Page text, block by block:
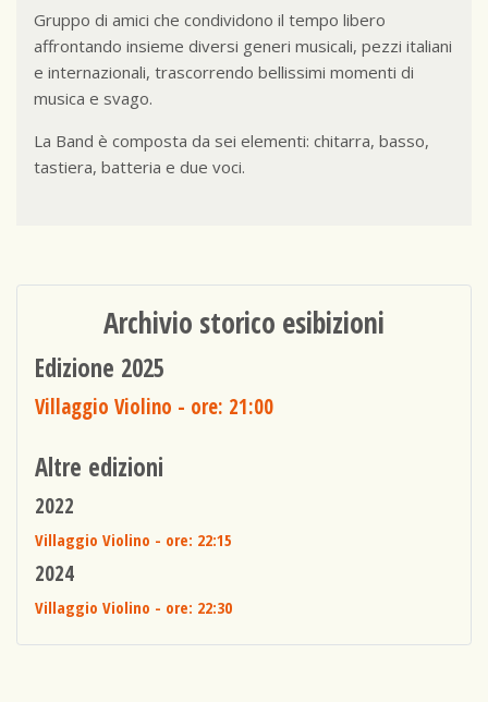
Gruppo di amici che condividono il tempo libero
affrontando insieme diversi generi musicali, pezzi italiani
e internazionali, trascorrendo bellissimi momenti di
musica e svago.
La Band è composta da sei elementi: chitarra, basso,
tastiera, batteria e due voci.
Archivio storico esibizioni
Edizione 2025
Villaggio Violino - ore: 21:00
Altre edizioni
2022
Villaggio Violino - ore: 22:15
2024
Villaggio Violino - ore: 22:30